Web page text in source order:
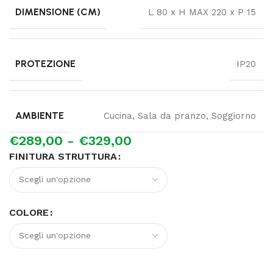
DIMENSIONE (CM) L 80 x H MAX 220 x P 15
PROTEZIONE IP20
AMBIENTE Cucina, Sala da pranzo, Soggiorno
€289,00 - €329,00
FINITURA STRUTTURA
COLORE